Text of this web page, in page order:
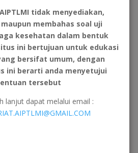
Zoom 100%
tidak menyediakan,
membahas soal uji
kesehatan dalam bentuk
ini bertujuan untuk edukasi
bersifat umum, dengan
ini berarti anda menyetujui
tersebut
lanjut dapat melalui email :